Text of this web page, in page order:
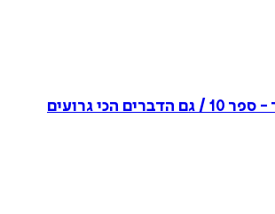
יומני הסודי ביותר - ספר 10 / גם הדברים הכי גרועים